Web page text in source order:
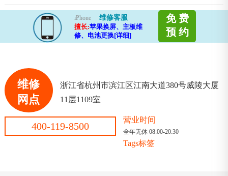
iPhone
维修客服
擅长:苹果换屏、主板维
修、电池更换[详细]
免 费
预 约
维修
网点
浙江省杭州市滨江区江南大道380号威陵大厦
11层1109室
400-119-8500
营业时间
全年无休 08:00-20:30
Tags标签